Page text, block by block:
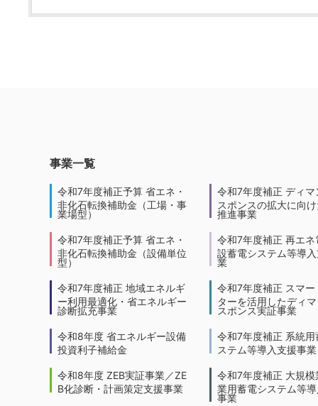
事業一覧
令和7年度補正予算 省エネ・
非化石転換補助金（工場・事
業場型）
令和7年度補正予算 省エネ・
非化石転換補助金（設備単位
型）
令和7年度補正 地域エネルギ
ー利用最適化・省エネルギー
診断拡充事業
令和8年度 省エネルギー設備
投資利子補給金
令和8年度 ZEB実証事業／ZE
B化診断・計画策定支援事業
令和7年度補正 ディマ
スポンスの拡大に向
推進事業
令和7年度補正 再エネ
設蓄電システム等導
業
令和7年度補正 スマー
ターを活用したディ
スポンス実証事業
令和7年度補正 系統用
ステム等導入支援事業
令和7年度補正 大規模
業用蓄電システム等
事業